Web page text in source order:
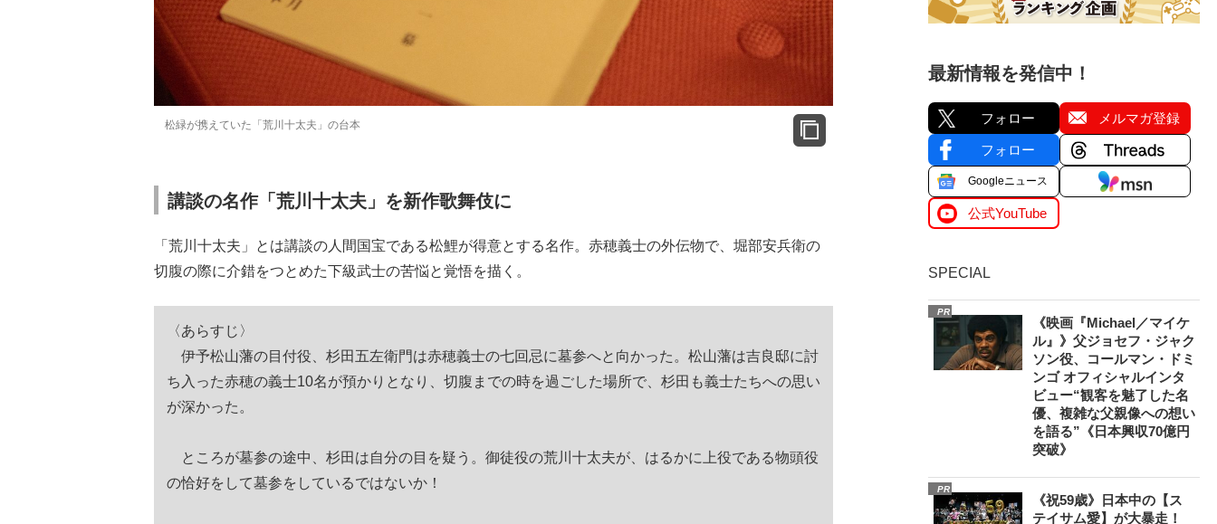
松緑が携えていた「荒川十太夫」の台本
講談の名作「荒川十太夫」を新作歌舞伎に
「荒川十太夫」とは講談の人間国宝である松鯉が得意とする名作。赤穂義士の外伝物で、堀部安兵衛の
切腹の際に介錯をつとめた下級武士の苦悩と覚悟を描く。
〈あらすじ〉
伊予松山藩の目付役、杉田五左衛門は赤穂義士の七回忌に墓参へと向かった。松山藩は吉良邸に討
ち入った赤穂の義士10名が預かりとなり、切腹までの時を過ごした場所で、杉田も義士たちへの思い
が深かった。
ところが墓参の途中、杉田は自分の目を疑う。御徒役の荒川十太夫が、はるかに上役である物頭役
の恰好をして墓参をしているではないか！
最新情報を発信中！
フォロー メルマガ登録
フォロー
Googleニュース
公式YouTube
SPECIAL
PR
《映画『Michael／マイケ
ル』》父ジョセフ・ジャク
ソン役、コールマン・ドミ
ンゴ オフィシャルインタ
ビュー“観客を魅了した名
優、複雑な父親像への想い
を語る”《日本興収70億円
突破》
PR
《祝59歳》日本中の【ス
テイサム愛】が大暴走！